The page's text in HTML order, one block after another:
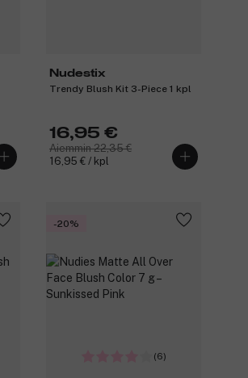
Nudestix
Trendy Blush Kit 3-Piece 1 kpl
16,95 €
Aiemmin 22,35 €
16,95 € / kpl
-20%
(6)